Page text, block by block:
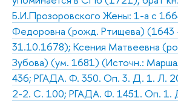
Б.И.Прозоровского Жены: 1-а с
Федоровна (рожд. Ртищева) (1643
31.10.1678); Ксения Матвеевна
Зубова) (ум. 1681) (Источн.:
436; РГАДА. Ф. 350. Оп. 3. Д. 1. Л.
2-2. С. 100; РГАДА. Ф. 1451. Оп. 1.